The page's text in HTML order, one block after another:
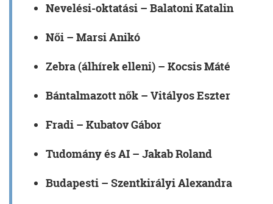
Nevelési-oktatási – Balatoni Katalin
Női – Marsi Anikó
Zebra (álhírek elleni) – Kocsis Máté
Bántalmazott nők – Vitályos Eszter
Fradi – Kubatov Gábor
Tudomány és AI – Jakab Roland
Budapesti – Szentkirályi Alexandra